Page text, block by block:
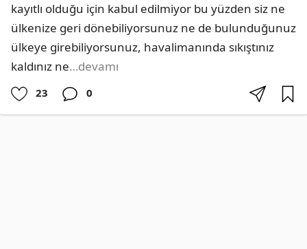
kayıtlı olduğu için kabul edilmiyor bu yüzden siz ne
ülkenize geri dönebiliyorsunuz ne de bulunduğunuz
ülkeye girebiliyorsunuz, havalimanında sıkıştınız
kaldınız ne…devamı
23 0